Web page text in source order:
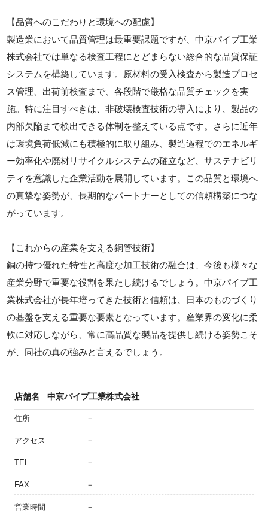
【品質へのこだわりと環境への配慮】
製造業において品質管理は最重要課題ですが、中京パイプ工業
株式会社では単なる検査工程にとどまらない総合的な品質保証
システムを構築しています。原材料の受入検査から製造プロセ
ス管理、出荷前検査まで、各段階で厳格な品質チェックを実
施。特に注目すべきは、非破壊検査技術の導入により、製品の
内部欠陥まで検出できる体制を整えている点です。さらに近年
は環境負荷低減にも積極的に取り組み、製造過程でのエネルギ
ー効率化や廃材リサイクルシステムの確立など、サステナビリ
ティを意識した企業活動を展開しています。この品質と環境へ
の真摯な姿勢が、長期的なパートナーとしての信頼構築につな
がっています。
【これからの産業を支える銅管技術】
銅の持つ優れた特性と高度な加工技術の融合は、今後も様々な
産業分野で重要な役割を果たし続けるでしょう。中京パイプ工
業株式会社が長年培ってきた技術と信頼は、日本のものづくり
の基盤を支える重要な要素となっています。産業界の変化に柔
軟に対応しながら、常に高品質な製品を提供し続ける姿勢こそ
が、同社の真の強みと言えるでしょう。
店舗名 中京パイプ工業株式会社
住所 －
アクセス －
TEL －
FAX －
営業時間 －